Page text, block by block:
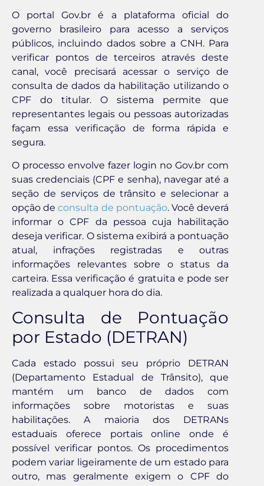
O portal Gov.br é a plataforma oficial do
governo brasileiro para acesso a serviços
públicos, incluindo dados sobre a CNH. Para
verificar pontos de terceiros através deste
canal, você precisará acessar o serviço de
consulta de dados da habilitação utilizando o
CPF do titular. O sistema permite que
representantes legais ou pessoas autorizadas
façam essa verificação de forma rápida e
segura.
O processo envolve fazer login no Gov.br com
suas credenciais (CPF e senha), navegar até a
seção de serviços de trânsito e selecionar a
opção deconsulta de pontuação. Você deverá
informar o CPF da pessoa cuja habilitação
deseja verificar. O sistema exibirá a pontuação
atual, infrações registradas e outras
informações relevantes sobre o status da
carteira. Essa verificação é gratuita e pode ser
realizada a qualquer hora do dia.
Consulta de Pontuação
por Estado (DETRAN)
Cada estado possui seu próprio DETRAN
(Departamento Estadual de Trânsito), que
mantém um banco de dados com
informações sobre motoristas e suas
habilitações. A maioria dos DETRANs
estaduais oferece portais online onde é
possível verificar pontos. Os procedimentos
podem variar ligeiramente de um estado para
outro, mas geralmente exigem o CPF do